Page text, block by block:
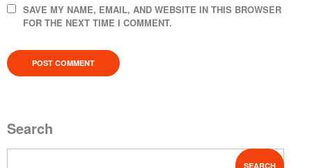
SAVE MY NAME, EMAIL, AND WEBSITE IN THIS BROWSER
FOR THE NEXT TIME I COMMENT.
Search
SEARCH